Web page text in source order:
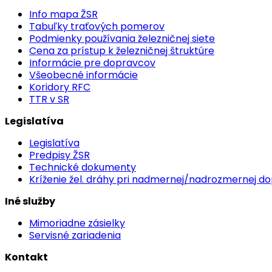
Info mapa ŽSR
Tabuľky traťových pomerov
Podmienky používania železničnej siete
Cena za prístup k železničnej štruktúre
Informácie pre dopravcov
Všeobecné informácie
Koridory RFC
TTR v SR
Legislatíva
Legislatíva
Predpisy ŽSR
Technické dokumenty
Kríženie žel. dráhy pri nadmernej/nadrozmernej
Iné služby
Mimoriadne zásielky
Servisné zariadenia
Kontakt